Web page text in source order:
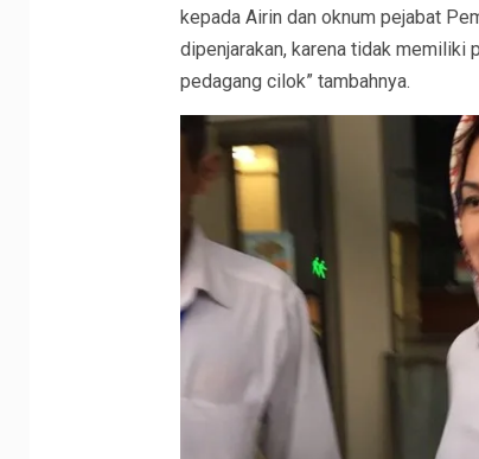
kepada Airin dan oknum pejabat
dipenjarakan, karena tidak memiliki
pedagang cilok” tambahnya.